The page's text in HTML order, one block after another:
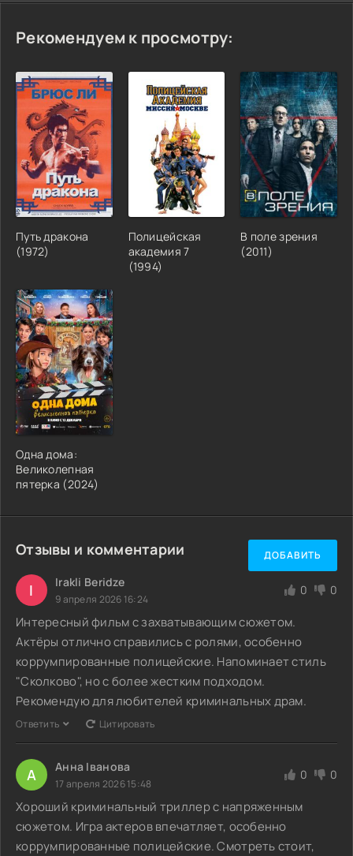
Рекомендуем к просмотру:
Путь дракона
(1972)
Полицейская
академия 7
(1994)
В поле зрения
(2011)
Одна дома:
Великолепная
пятерка (2024)
Отзывы и комментарии ДОБАВИТЬ
I Irakli Beridze
9 апреля 2026 16:24
0 0
Интересный фильм с захватывающим сюжетом.
Актёры отлично справились с ролями, особенно
коррумпированные полицейские. Напоминает стиль
"Сколково", но с более жестким подходом.
Рекомендую для любителей криминальных драм.
Ответить Цитировать
А Анна Іванова
17 апреля 2026 15:48
0 0
Хороший криминальный триллер с напряженным
сюжетом. Игра актеров впечатляет, особенно
коррумпированные полицейские. Смотреть стоит,